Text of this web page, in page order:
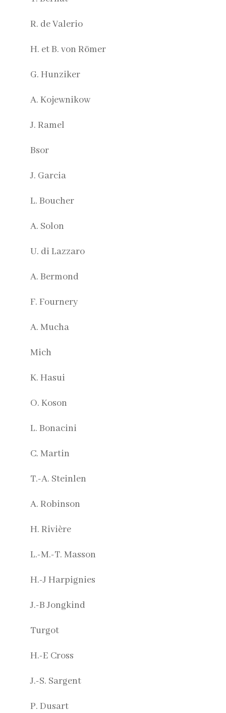
R. de Valerio
H. et B. von Römer
G. Hunziker
A. Kojewnikow
J. Ramel
Bsor
J. Garcia
L. Boucher
A. Solon
U. di Lazzaro
A. Bermond
F. Fournery
A. Mucha
Mich
K. Hasui
O. Koson
L. Bonacini
C. Martin
T.-A. Steinlen
A. Robinson
H. Rivière
L.-M.-T. Masson
H.-J Harpignies
J.-B Jongkind
Turgot
H.-E Cross
J.-S. Sargent
P. Dusart